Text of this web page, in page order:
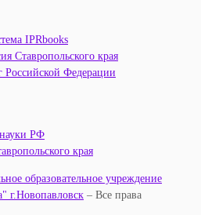
IPRbooks
Ставропольского края
Российской Федерации
РФ
края
образовательное учреждение
г.Новопавловск – Все права